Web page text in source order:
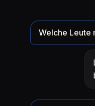
Welche Leute